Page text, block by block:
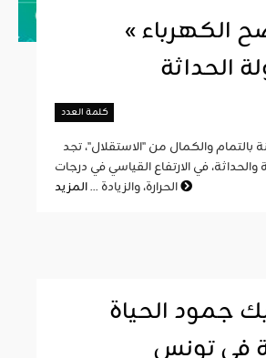
« حين يفضح الكهرباء
الحداثة
كلمة العدد
والحداثة، في الارتفاع القياسي في درجات
الحرارة، والزيادة ...
جمود الحياة
في تونس